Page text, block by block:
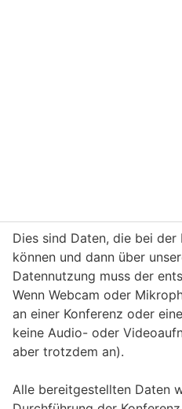
Dies sind Daten, die bei
können und dann über
Datennutzung muss der
Wenn Webcam oder
an einer Konferenz oder
keine Audio- oder
aber trotzdem an).
Alle bereitgestellten Daten